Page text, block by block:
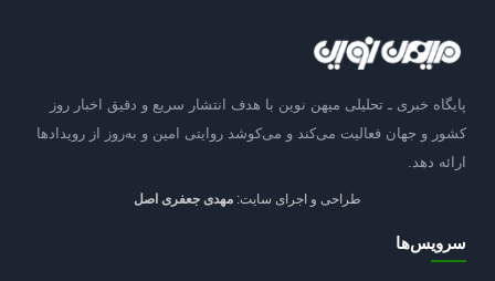
پایگاه خبری ـ تحلیلی میهن نوین با هدف انتشار سریع و دقیق اخبار روز
کشور و جهان فعالیت می‌کند و می‌کوشد روایتی امین و به‌روز از رویدادها
ارائه دهد.
طراحی و اجرای سایت: مهدی جعفری اصل
سرویس‌ها